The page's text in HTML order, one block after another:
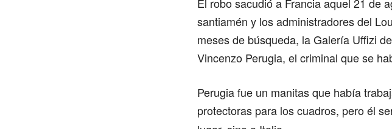
santiamén y los administradores del
meses de búsqueda, la Galería Uffizi
Vincenzo Perugia, el criminal que se
Perugia fue un manitas que había
protectoras para los cuadros, pero él